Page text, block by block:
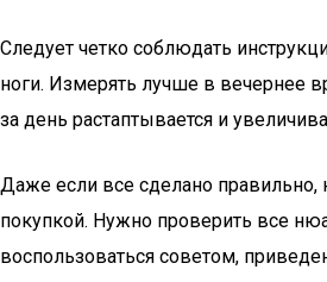
Следует четко соблюдать
ноги. Измерять лучше в вечернее
за день растаптывается и
Даже если все сделано правильно,
покупкой. Нужно проверить все
воспользоваться советом,